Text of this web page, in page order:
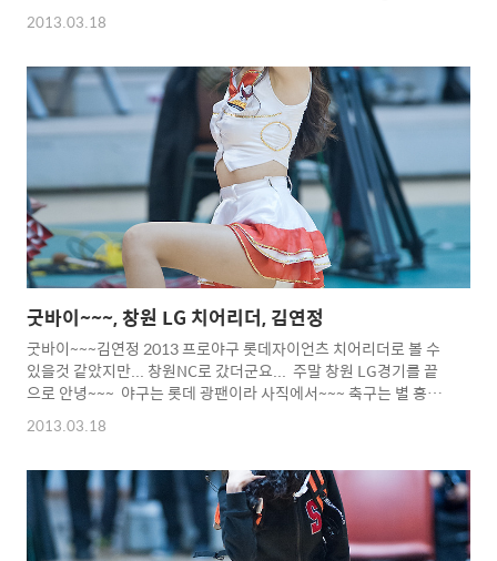
toodur2 All pictures cannot be copied without
permission. Copyright 2012. toodur2 All pictures
2013.03.18
굿바이~~~, 창원 LG 치어리더, 김연정
굿바이~~~김연정 2013 프로야구 롯데자이언츠 치어리더로 볼 수
있을것 같았지만... 창원NC로 갔더군요... 주말 창원 LG경기를 끝
으로 안녕~~~ 야구는 롯데 광팬이라 사직에서~~~ 축구는 별 흥미
가 없고... 아마도 내년 창원 LG 농구단 치어리더로 있으면 그때에
볼 수 있겠군요.... 이번 시즌 농구장에서 응원하시느라 수고 많으
에서 멋진 응원해주세요... 참...롯데랑 할때는 살짝만...ㅋㅋㅋ
ㅋ Copyright 2012. toodur2 All pictures cannot be copied
without permission. Copyright 2012. toodur2 All
pic..
2013.03.18